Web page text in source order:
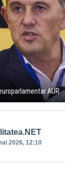
AUR
2026, 12:10